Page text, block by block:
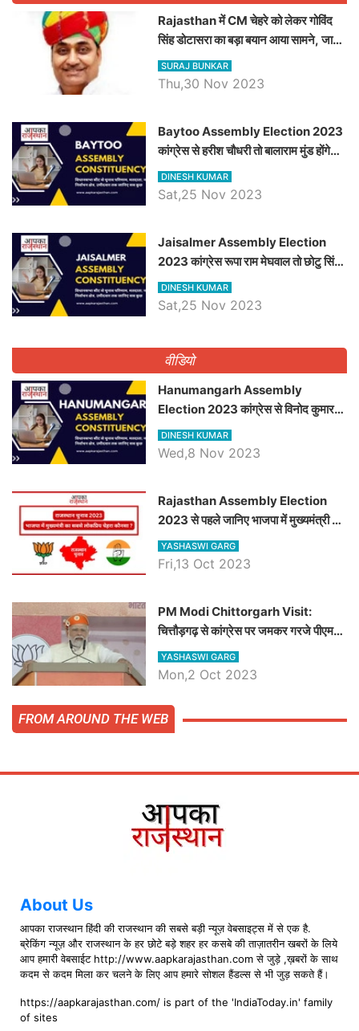
Rajasthan में CM चेहरे को लेकर गोविंद
सिंह डोटासरा का बड़ा बयान आया सामने, जानें
विचार
SURAJ BUNKAR
Thu,30 Nov 2023
Baytoo Assembly Election 2023
कांग्रेस से हरीश चौधरी तो बालाराम मुंड होंगे
भाजपा उम्मीदवार, जानिये बायतू विधानसभा
सीट के ताजा समीकरण
DINESH KUMAR
Sat,25 Nov 2023
​​​​​​​Jaisalmer Assembly Election
2023 कांग्रेस रूपा राम मेघवाल तो छोटु सिंह
भाटी होंगे भाजपा उम्मीदवार, जानिये जैसलमेर
विधानसभा सीट के ताजा समीकरण
DINESH KUMAR
Sat,25 Nov 2023
वीडियो
Hanumangarh Assembly
Election 2023 कांग्रेस से विनोद कुमार
चौधरी तो अमित चौधरी होंगे भाजपा उम्मीदवार,
जानिये हनुमानगढ़ विधानसभा सीट के ताजा
DINESH KUMAR
Wed,8 Nov 2023
Rajasthan Assembly Election
2023 से पहले जानिए भाजपा में मुख्यमंत्री का
सबसे लोकप्रिय चेहरा कौनसा ?
YASHASWI GARG
Fri,13 Oct 2023
PM Modi Chittorgarh Visit:
चित्तौड़गढ़ से कांग्रेस पर जमकर गरजे पीएम
मोदी, जाने प्रधानमंत्री के भाषण की बड़ी
बातें, देखें वीडियो
YASHASWI GARG
Mon,2 Oct 2023
FROM AROUND THE WEB
About Us
आपका राजस्थान हिंदी की राजस्थान की सबसे बड़ी न्यूज़ वेबसाइट्स में से एक है.
ब्रेकिंग न्यूज़ और राजस्थान के हर छोटे बड़े शहर हर कसबे की ताज़ातरीन खबरों के लिये
आप हमारी वेबसाईट http://www.aapkarajasthan.com से जुड़े ,ख़बरों के साथ
कदम से कदम मिला कर चलने के लिए आप हमारे सोशल हैंडल्स से भी जुड़ सकते हैं।
https://aapkarajasthan.com/ is part of the 'IndiaToday.in' family
of sites